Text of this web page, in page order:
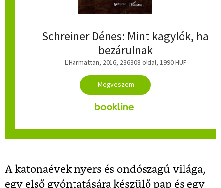
Schreiner Dénes: Mint kagylók, ha
bezárulnak
L'Harmattan, 2016, 236308 oldal, 1990 HUF
A katonaévek nyers és ondószagú világa,
egy első gyóntatására készülő pap és egy